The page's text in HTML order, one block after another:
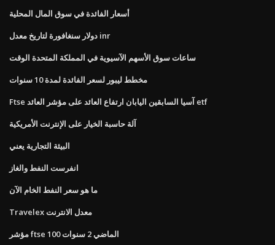
أسعار الفائدة في سوق المال المحلية
دولار سنغافورة لتاريخ معدل inr
ساعات سوق الأسهم الآسيوية في المملكة المتحدة الوقت
مخطط ليبور لسعر الفائدة لمدة 10 سنوات
Ftse آسيا السابقين اليابان ارتفاع العائد على مؤشر العائد etf
آلة حاسبة الخيار على الإنترنت الأمريكية
البيئة التجارية يعني
انفرست النفط والغاز
ما هو سعر النفط الخام الآن
Travelex معدل الانترنت
مؤشر ftse 100 الماضي 2 سنوات